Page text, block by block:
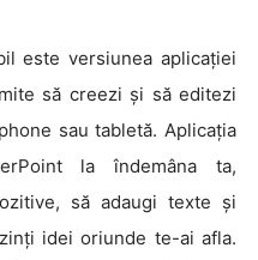
este versiunea aplicației
să creezi și să editezi
sau tabletă. Aplicația
la îndemâna ta,
să adaugi texte și
idei oriunde te-ai afla.